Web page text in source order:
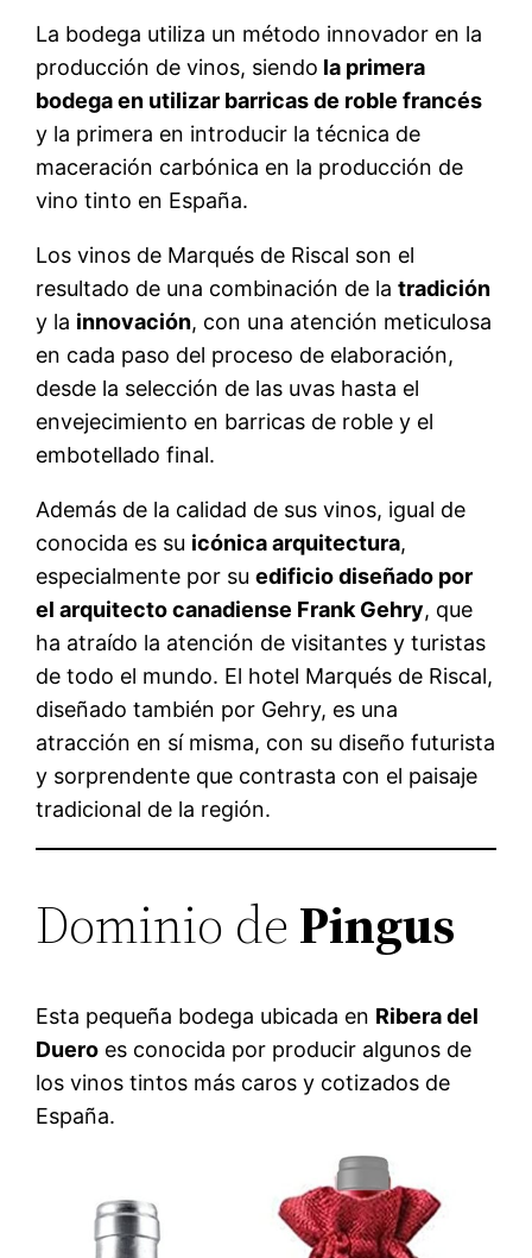
La bodega utiliza un método innovador en la
producción de vinos, siendo la primera
bodega en utilizar barricas de roble francés
y la primera en introducir la técnica de
maceración carbónica en la producción de
vino tinto en España.
Los vinos de Marqués de Riscal son el
resultado de una combinación de latradición
y la innovación, con una atención meticulosa
en cada paso del proceso de elaboración,
desde la selección de las uvas hasta el
envejecimiento en barricas de roble y el
embotellado final.
Además de la calidad de sus vinos, igual de
conocida es su icónica arquitectura,
especialmente por suedificio diseñado por
el arquitecto canadiense Frank Gehry, que
ha atraído la atención de visitantes y turistas
de todo el mundo. El hotel Marqués de Riscal,
diseñado también por Gehry, es una
atracción en sí misma, con su diseño futurista
y sorprendente que contrasta con el paisaje
tradicional de la región.
Dominio dePingus
Esta pequeña bodega ubicada en Ribera del
Duero es conocida por producir algunos de
los vinos tintos más caros y cotizados de
España.